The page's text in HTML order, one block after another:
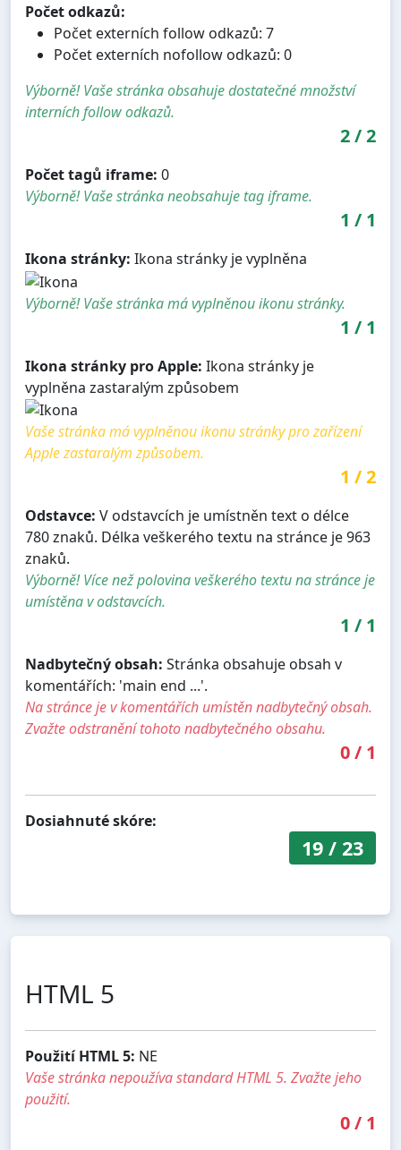
Počet odkazů:
Počet externích follow odkazů: 7
Počet externích nofollow odkazů: 0
Výborně! Vaše stránka obsahuje dostatečné množství
interních follow odkazů.
2/2
Počet tagů iframe: 0
Výborně! Vaše stránka neobsahuje tag iframe.
1 / 1
Ikona stránky: Ikona stránky je vyplněna
Výborně! Vaše stránka má vyplněnou ikonu stránky.
1 / 1
Ikona stránky pro Apple: Ikona stránky je
vyplněna zastaralým způsobem
Vaše stránka má vyplněnou ikonu stránky pro zařízení
Apple zastaralým způsobem.
1 /2
Odstavce: V odstavcích je umístněn text o délce
780 znaků. Délka veškerého textu na stránce je 963
znaků.
Výborně! Více než polovina veškerého textu na stránce je
umístěna v odstavcích.
1 / 1
Nadbytečný obsah: Stránka obsahuje obsah v
komentářích: 'main end ...'.
Na stránce je v komentářích umístěn nadbytečný obsah.
Zvažte odstranění tohoto nadbytečného obsahu.
0/ 1
Dosiahnuté skóre:
19/ 23
HTML 5
Použití HTML 5: NE
Vaše stránka nepoužíva standard HTML 5. Zvažte jeho
použití.
0/ 1